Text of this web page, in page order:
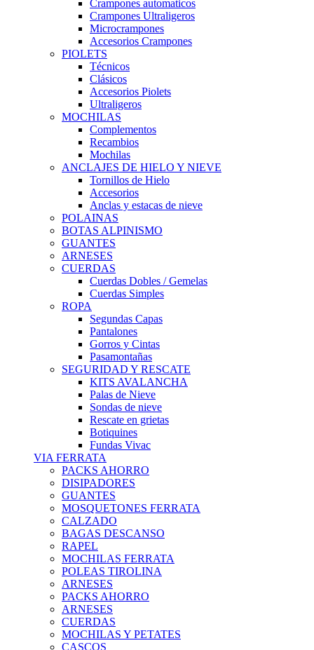
Crampones automaticos
Crampones Ultraligeros
Microcrampones
Accesorios Crampones
PIOLETS
Técnicos
Clásicos
Accesorios Piolets
Ultraligeros
MOCHILAS
Complementos
Recambios
Mochilas
ANCLAJES DE HIELO Y NIEVE
Tornillos de Hielo
Accesorios
Anclas y estacas de nieve
POLAINAS
BOTAS ALPINISMO
GUANTES
ARNESES
CUERDAS
Cuerdas Dobles / Gemelas
Cuerdas Simples
ROPA
Segundas Capas
Pantalones
Gorros y Cintas
Pasamontañas
SEGURIDAD Y RESCATE
KITS AVALANCHA
Palas de Nieve
Sondas de nieve
Rescate en grietas
Botiquines
Fundas Vivac
VIA FERRATA
PACKS AHORRO
DISIPADORES
GUANTES
MOSQUETONES FERRATA
CALZADO
BAGAS DESCANSO
RAPEL
MOCHILAS FERRATA
POLEAS TIROLINA
ARNESES
PACKS AHORRO
ARNESES
CUERDAS
MOCHILAS Y PETATES
CASCOS